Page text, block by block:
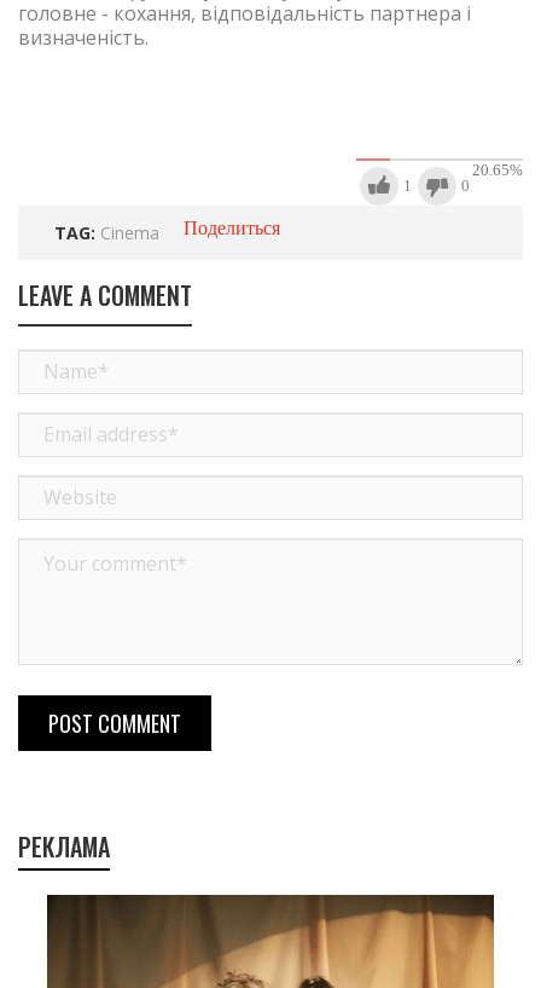
головне - кохання, відповідальність партнера і
визначеність.
20.65%
1
0
TAG: Cinema Поделиться
LEAVE A COMMENT
POST COMMENT
РЕКЛАМА